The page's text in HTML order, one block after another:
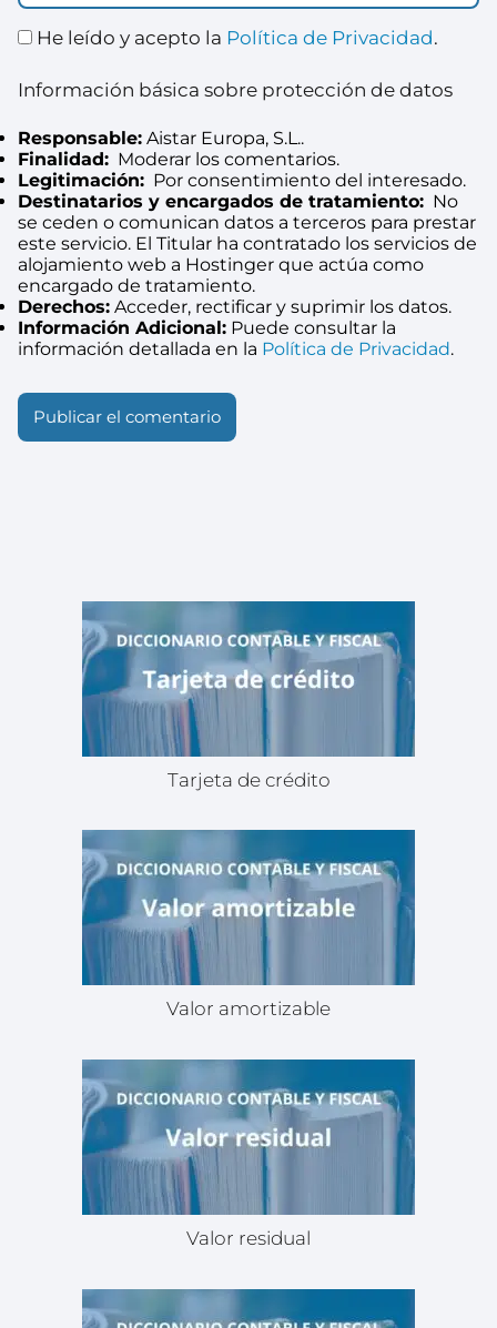
He leído y acepto la Política de Privacidad.
Información básica sobre protección de datos
Responsable: Aistar Europa, S.L..
Finalidad: Moderar los comentarios.
Legitimación: Por consentimiento del interesado.
Destinatarios y encargados de tratamiento: No
se ceden o comunican datos a terceros para prestar
este servicio. El Titular ha contratado los servicios de
alojamiento web a Hostinger que actúa como
encargado de tratamiento.
Derechos: Acceder, rectificar y suprimir los datos.
Información Adicional: Puede consultar la
información detallada en la Política de Privacidad.
Tarjeta de crédito
Valor amortizable
Valor residual